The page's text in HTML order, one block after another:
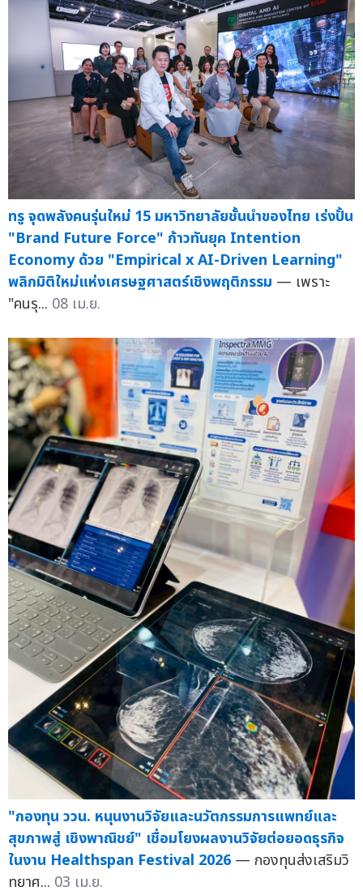
ทรู จุดพลังคนรุ่นใหม่ 15 มหาวิทยาลัยชั้นนำของไทย เร่งปั้น
"Brand Future Force" ก้าวทันยุค Intention
Economy ด้วย "Empirical x AI-Driven Learning"
พลิกมิติใหม่แห่งเศรษฐศาสตร์เชิงพฤติกรรม — เพราะ
"คนรุ... 08 เม.ย.
"กองทุน ววน. หนุนงานวิจัยและนวัตกรรมการแพทย์และ
สุขภาพสู่ เชิงพาณิชย์" เชื่อมโยงผลงานวิจัยต่อยอดธุรกิจ
ในงาน Healthspan Festival 2026 — กองทุนส่งเสริมวิ
ทยาศ... 03 เม.ย.